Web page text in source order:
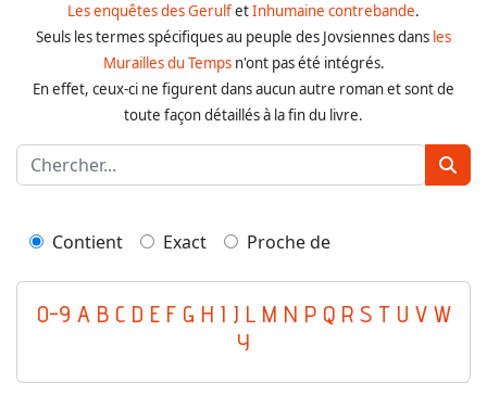
Les enquêtes des GerulfetInhumaine contrebande.
Seuls les termes spécifiques au peuple des Jovsiennes dans les
Murailles du Tempsn'ont pas été intégrés.
En effet, ceux-ci ne figurent dans aucun autre roman et sont de
toute façon détaillés à la fin du livre.
Contient Exact Proche de
0-9 A B C D E F G H I J L M N P Q R S T U V W
Y